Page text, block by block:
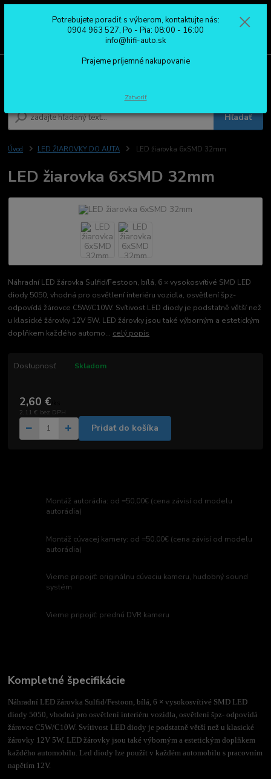
Hľadať
0904 963 527
Po - Pia: 08:00 - 16:00
Úvod LED ŽIAROVKY DO AUTA LED žiarovka 6xSMD 32mm
LED žiarovka 6xSMD 32mm
Náhradní LED žárovka Sulfid/Festoon, bílá, 6 × vysokosvítivé SMD LED
diody 5050, vhodná pro osvětlení interiéru vozidla, osvětlení špz-
odpovídá žárovce C5W/C10W. Svítivost LED diody je podstatně větší než
u klasické žárovky 12V 5W. LED žárovky jsou také výborným a estetickým
doplňkem každého automo... celý popis
Dostupnosť Skladom
2,60 €
2,11 € bez DPH
Pridať do košíka
Montáž autorádia: od =50,00€ (cena závisí od modelu
autorádia)
Montáž cúvacej kamery: od =50,00€ (cena závisí od modelu
autorádia)
Vieme pripojiť: originálnu cúvaciu kameru, hudobný sound
systém
Vieme pripojiť: prednú DVR kameru
Kompletné špecifikácie
Náhradní LED žárovka Sulfid/Festoon, bílá, 6 × vysokosvítivé SMD LED
diody 5050, vhodná pro osvětlení interiéru vozidla, osvětlení špz- odpovídá
žárovce C5W/C10W. Svítivost LED diody je podstatně větší než u klasické
žárovky 12V 5W. LED žárovky jsou také výborným a estetickým doplňkem
každého automobilu. Led diody lze použít v každém automobilu s pracovním
napětím 12V.
Potrebujete poradiť s výberom, kontaktujte nás:
0904 963 527, Po - Pia: 08:00 - 16:00
info@hifi-auto.sk
Prajeme príjemné nakupovanie
Zatvoriť